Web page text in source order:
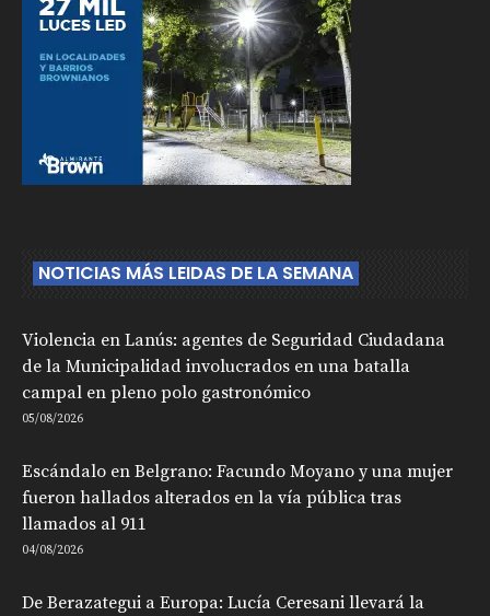
NOTICIAS MÁS LEIDAS DE LA SEMANA
Violencia en Lanús: agentes de Seguridad Ciudadana
de la Municipalidad involucrados en una batalla
campal en pleno polo gastronómico
05/08/2026
Escándalo en Belgrano: Facundo Moyano y una mujer
fueron hallados alterados en la vía pública tras
llamados al 911
04/08/2026
De Berazategui a Europa: Lucía Ceresani llevará la